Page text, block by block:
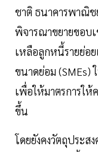
ชาติ ธนาคารพาณิช
พิจารณาขยายขอบ
เหลือลูกหนี้รายย่อ
ขนาดย่อม (SMEs)
เพื่อให้มาตรการใ
ขึ้น
โดยยังคงวัตถุประส